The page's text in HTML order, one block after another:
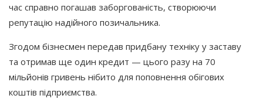
час справно погашав заборгованість, створюючи
репутацію надійного позичальника.
Згодом бізнесмен передав придбану техніку у заставу
та отримав ще один кредит — цього разу на 70
мільйонів гривень нібито для поповнення обігових
коштів підприємства.